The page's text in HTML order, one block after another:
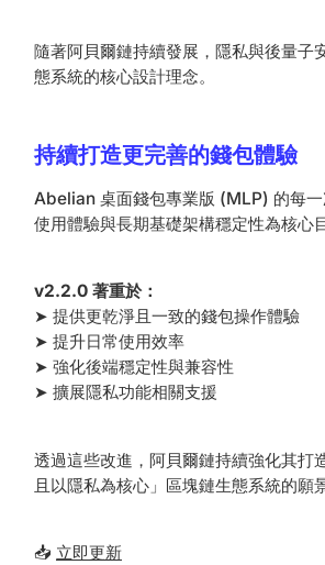
隨著阿貝爾鏈持續發展，隱私與後量子
態系統的核心設計理念。
持續打造更完善的錢包體驗
Abelian 桌面錢包專業版 (MLP) 的每
使用體驗與長期基礎架構穩定性為核心目
v2.2.0 著重於：
➤ 提供更乾淨且一致的錢包操作體驗
➤ 提升日常使用效率
➤ 強化後端穩定性與兼容性
➤ 擴展隱私功能相關支援
透過這些改進，阿貝爾鏈持續強化其打
且以隱私為核心」區塊鏈生態系統的願景
📥 立即更新